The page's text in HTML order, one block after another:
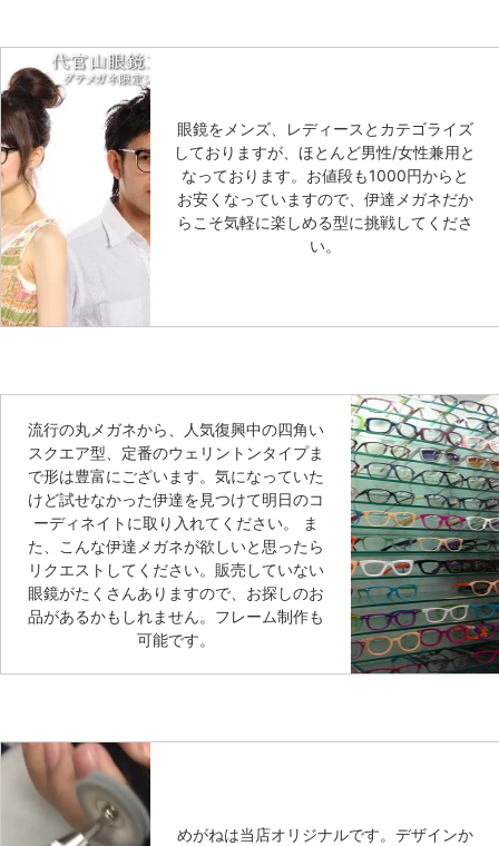
眼鏡をメンズ、レディースとカテゴライズ
しておりますが、ほとんど男性/女性兼用と
なっております。お値段も1000円からと
お安くなっていますので、伊達メガネだか
らこそ気軽に楽しめる型に挑戦してくださ
い。
流行の丸メガネから、人気復興中の四角い
スクエア型、定番のウェリントンタイプま
で形は豊富にございます。気になっていた
けど試せなかった伊達を見つけて明日のコ
ーディネイトに取り入れてください。 ま
た、こんな伊達メガネが欲しいと思ったら
リクエストしてください。販売していない
眼鏡がたくさんありますので、お探しのお
品があるかもしれません。フレーム制作も
可能です。
めがねは当店オリジナルです。デザインか